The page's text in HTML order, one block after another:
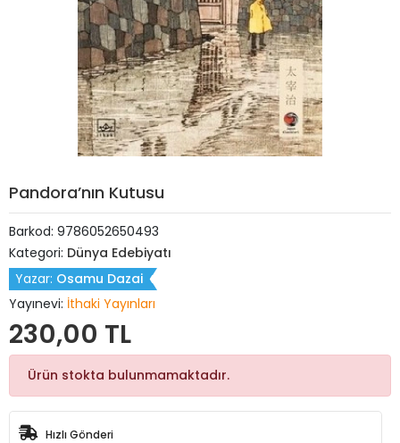
Pandora’nın Kutusu
Barkod: 9786052650493
Kategori: Dünya Edebiyatı
Yazar: Osamu Dazai
Yayınevi: İthaki Yayınları
230,00 TL
Ürün stokta bulunmamaktadır.
Hızlı Gönderi